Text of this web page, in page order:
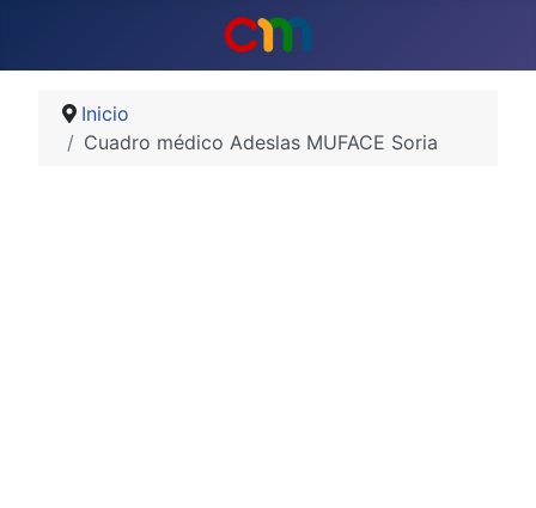
Inicio
Cuadro médico Adeslas MUFACE Soria